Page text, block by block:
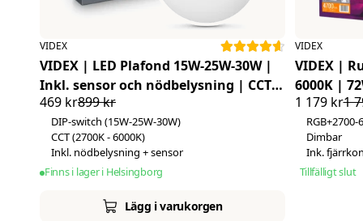
VIDEX
VIDEX | LED Plafond 15W-25W-30W |
Inkl. sensor och nödbelysning | CCT |
IP44 899 kr
469 kr
DIP-switch (15W-25W-30W)
CCT (2700K - 6000K)
Inkl. nödbelysning + sensor
Finns i lager i Helsingborg
Lägg i varukorgen
VIDEX
VIDEX |
6000K |
1
1 179 kr
RGB+2700-
Dimbar
Ink.
Tillfälligt slut
Djup
CRI Max